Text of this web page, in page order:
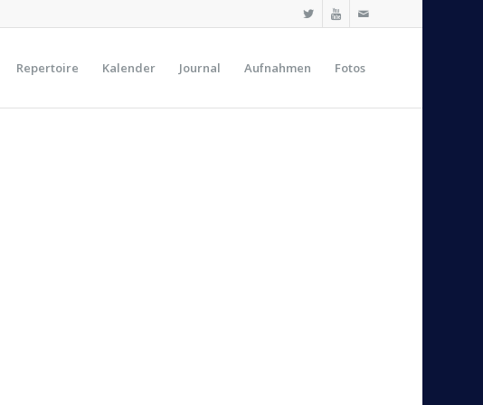
Repertoire Kalender Journal Aufnahmen Fotos